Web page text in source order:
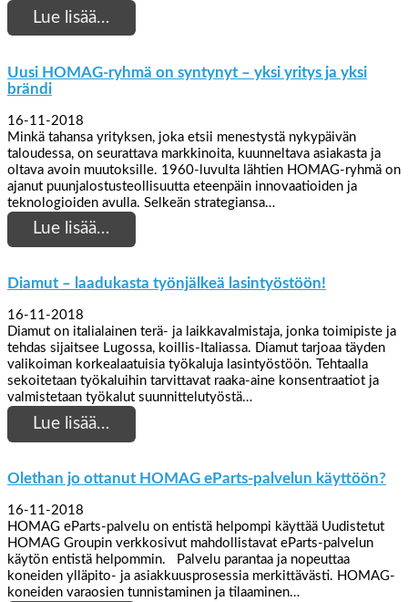
Lue lisää…
Uusi HOMAG-ryhmä on syntynyt – yksi yritys ja yksi
brändi
16-11-2018
Minkä tahansa yrityksen, joka etsii menestystä nykypäivän
taloudessa, on seurattava markkinoita, kuunneltava asiakasta ja
oltava avoin muutoksille. 1960-luvulta lähtien HOMAG-ryhmä on
ajanut puunjalostusteollisuutta eteenpäin innovaatioiden ja
teknologioiden avulla. Selkeän strategiansa…
Lue lisää…
Diamut – laadukasta työnjälkeä lasintyöstöön!
16-11-2018
Diamut on italialainen terä- ja laikkavalmistaja, jonka toimipiste ja
tehdas sijaitsee Lugossa, koillis-Italiassa. Diamut tarjoaa täyden
valikoiman korkealaatuisia työkaluja lasintyöstöön. Tehtaalla
sekoitetaan työkaluihin tarvittavat raaka-aine konsentraatiot ja
valmistetaan työkalut suunnittelutyöstä…
Lue lisää…
Olethan jo ottanut HOMAG eParts-palvelun käyttöön?
16-11-2018
HOMAG eParts-palvelu on entistä helpompi käyttää Uudistetut
HOMAG Groupin verkkosivut mahdollistavat eParts-palvelun
käytön entistä helpommin. Palvelu parantaa ja nopeuttaa
koneiden ylläpito- ja asiakkuusprosessia merkittävästi. HOMAG-
koneiden varaosien tunnistaminen ja tilaaminen…